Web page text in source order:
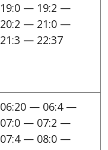
19:0 — 19:2 —
20:2 — 21:0 —
21:3 — 22:37
06:20 — 06:4 —
07:0 — 07:2 —
07:4 — 08:0 —